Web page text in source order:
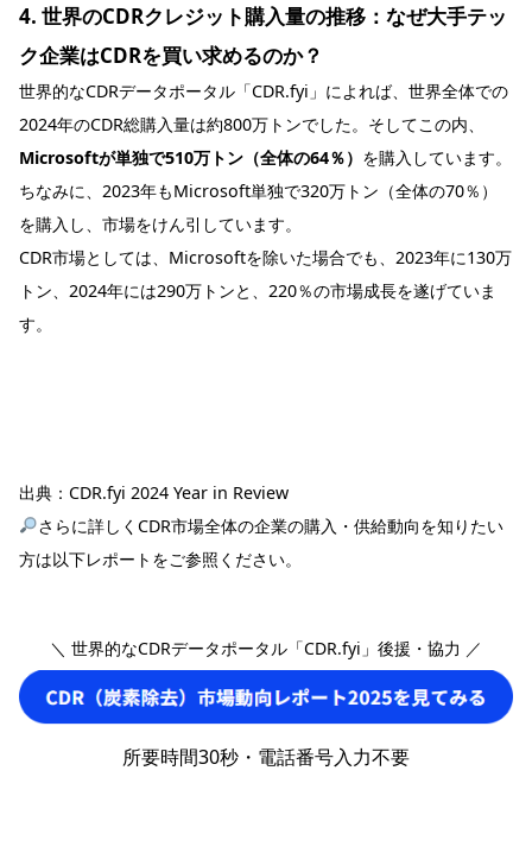
4. 世界のCDRクレジット購入量の推移：なぜ大手テッ
ク企業はCDRを買い求めるのか？
世界的なCDRデータポータル「CDR.fyi」によれば、世界全体での
2024年のCDR総購入量は約800万トンでした。そしてこの内、
Microsoftが単独で510万トン（全体の64％） を購入しています。
ちなみに、2023年もMicrosoft単独で320万トン（全体の70％）
を購入し、市場をけん引しています。
CDR市場としては、Microsoftを除いた場合でも、2023年に130万
トン、2024年には290万トンと、220％の市場成長を遂げていま
す。
出典： CDR.fyi 2024 Year in Review
さらに詳しくCDR市場全体の企業の購入・供給動向を知りたい
方は以下レポートをご参照ください。
＼ 世界的なCDRデータポータル「CDR.fyi」後援・協力 ／
所要時間30秒・電話番号入力不要